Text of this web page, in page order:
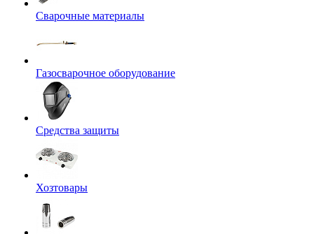
Сварочные материалы
Газосварочное оборудование
Средства защиты
Хозтовары